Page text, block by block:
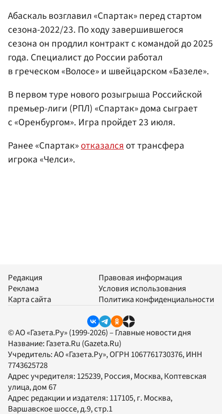
Абаскаль возглавил «Спартак» перед стартом
сезона-2022/23. По ходу завершившегося
сезона он продлил контракт с командой до 2025
года. Специалист до России работал
в греческом «Волосе» и швейцарском «Базеле».
В первом туре нового розыгрыша Российской
премьер-лиги (РПЛ) «Спартак» дома сыграет
с «Оренбургом». Игра пройдет 23 июля.
Ранее «Спартак»отказалсяот трансфера
игрока «Челси».
Редакция
Реклама
Карта сайта
Правовая информация
Условия использования
Политика конфиденциальности
© АО «Газета.Ру» (1999-2026) – Главные новости дня
Название: Газета.Ru (Gazeta.Ru)
Учредитель:АО «Газета.Ру», ОГРН 1067761730376, ИНН
7743625728
Адрес учредителя: 125239, Россия, Москва, Коптевская
улица, дом 67
Адрес редакции и издателя: 117105, г. Москва,
Варшавское шоссе, д.9, стр.1